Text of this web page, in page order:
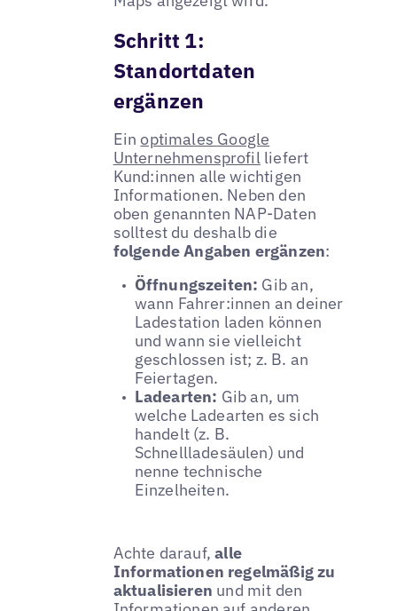
Schritt 1:
Standortdaten
ergänzen
Ein optimales Google
Unternehmensprofilliefert
Kund:innen alle wichtigen
Informationen. Neben den
oben genannten NAP-Daten
solltest du deshalb die
folgende Angaben ergänzen:
Öffnungszeiten: Gib an,
wann Fahrer:innen an deiner
Ladestation laden können
und wann sie vielleicht
geschlossen ist; z. B. an
Feiertagen.
Ladearten: Gib an, um
welche Ladearten es sich
handelt (z. B.
Schnellladesäulen) und
nenne technische
Einzelheiten.
Achte darauf,alle
Informationen regelmäßig zu
aktualisieren und mit den